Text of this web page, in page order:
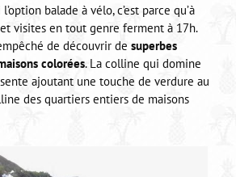
balade à vélo, c’est parce qu’à
visites en tout genre ferment à 17h.
de découvrir de superbes
colorées. La colline qui domine
ajoutant une touche de verdure au
des quartiers entiers de maisons